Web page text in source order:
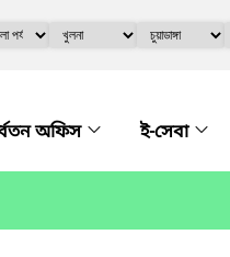
অফিস ই-সেবা